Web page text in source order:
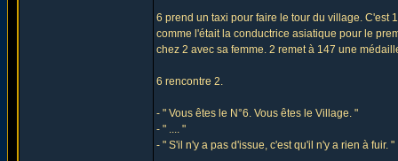
6 prend un taxi pour faire le tour du village. C'est
comme l'était la conductrice asiatique pour le
chez 2 avec sa femme. 2 remet à 147 une
6 rencontre 2.
- " Vous êtes le N°6. Vous êtes le Village. "
- " .... "
- " S'il n'y a pas d'issue, c'est qu'il n'y a rien à fuir. "